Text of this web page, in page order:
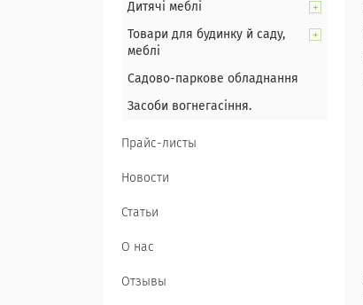
Дитячі меблі
Товари для будинку й саду,
меблі
Садово-паркове обладнання
Засоби вогнегасіння.
Прайс-листы
Новости
Статьи
О нас
Отзывы